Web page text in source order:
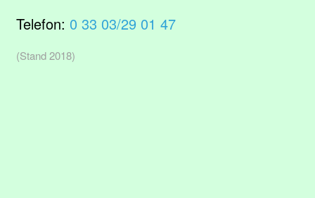
Telefon: 0 33 03/29 01 47
(Stand 2018)